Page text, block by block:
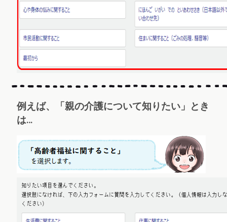
例えば、「親の介護について知りたい」とき
は…